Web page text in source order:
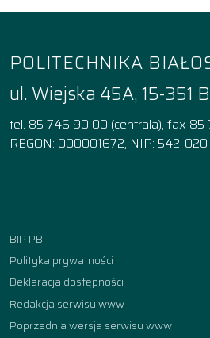
POLITECHNIKA
ul. Wiejska 45A, 15-351
tel. 85 746 90 00 (centrala), fax 85
REGON: 000001672, NIP: 542-
BIP PB
Polityka prywatności
Deklaracja dostępności
Redakcja serwisu www
Poprzednia wersja serwisu www